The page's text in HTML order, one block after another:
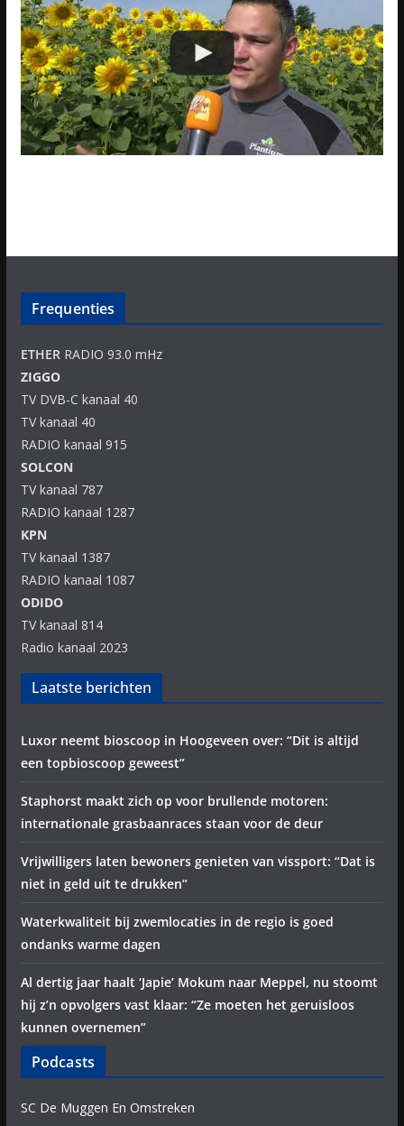
Frequenties
ETHERRADIO 93.0 mHz
ZIGGO
TV DVB-C kanaal 40
TV kanaal 40
RADIO kanaal 915
SOLCON
TV kanaal 787
RADIO kanaal 1287
KPN
TV kanaal 1387
RADIO kanaal 1087
ODIDO
TV kanaal 814
Radio kanaal 2023
Laatste berichten
Luxor neemt bioscoop in Hoogeveen over: “Dit is altijd
een topbioscoop geweest”
Staphorst maakt zich op voor brullende motoren:
internationale grasbaanraces staan voor de deur
Vrijwilligers laten bewoners genieten van vissport: “Dat is
niet in geld uit te drukken”
Waterkwaliteit bij zwemlocaties in de regio is goed
ondanks warme dagen
Al dertig jaar haalt ‘Japie’ Mokum naar Meppel, nu stoomt
hij z’n opvolgers vast klaar: “Ze moeten het geruisloos
kunnen overnemen”
Podcasts
SC De Muggen En Omstreken